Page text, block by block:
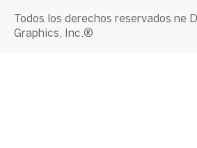
Todos los derechos reservados ne
Graphics, Inc.®